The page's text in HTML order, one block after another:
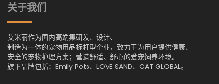
关于我们
艾米丽作为国内高端集研发、设计、
制造为一体的宠物用品标杆型企业，致力于为用户提供健康、
安全的宠物护理方案；营造舒适、舒心的爱宠饲养环境。
旗下品牌包括：Emily Pets、LOVE SAND、CAT GLOBAL。